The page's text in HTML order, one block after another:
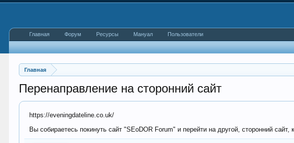
Главная
Перенаправление на сторонний сайт
https://eveningdateline.co.uk/
Вы собираетесь покинуть сайт "SEoDOR Forum" и перейти на другой, сторонний
Главная Форум Ресурсы Мануал Пользователи